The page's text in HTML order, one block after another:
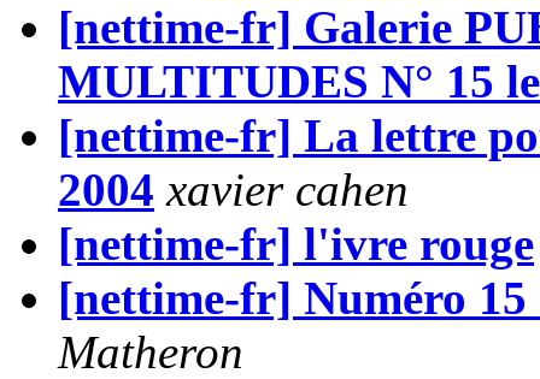
[nettime-fr] Galerie
MULTITUDES N° 15
[nettime-fr] La lettre
2004 xavier cahen
[nettime-fr] l'ivre rouge
[nettime-fr] Numéro
Matheron